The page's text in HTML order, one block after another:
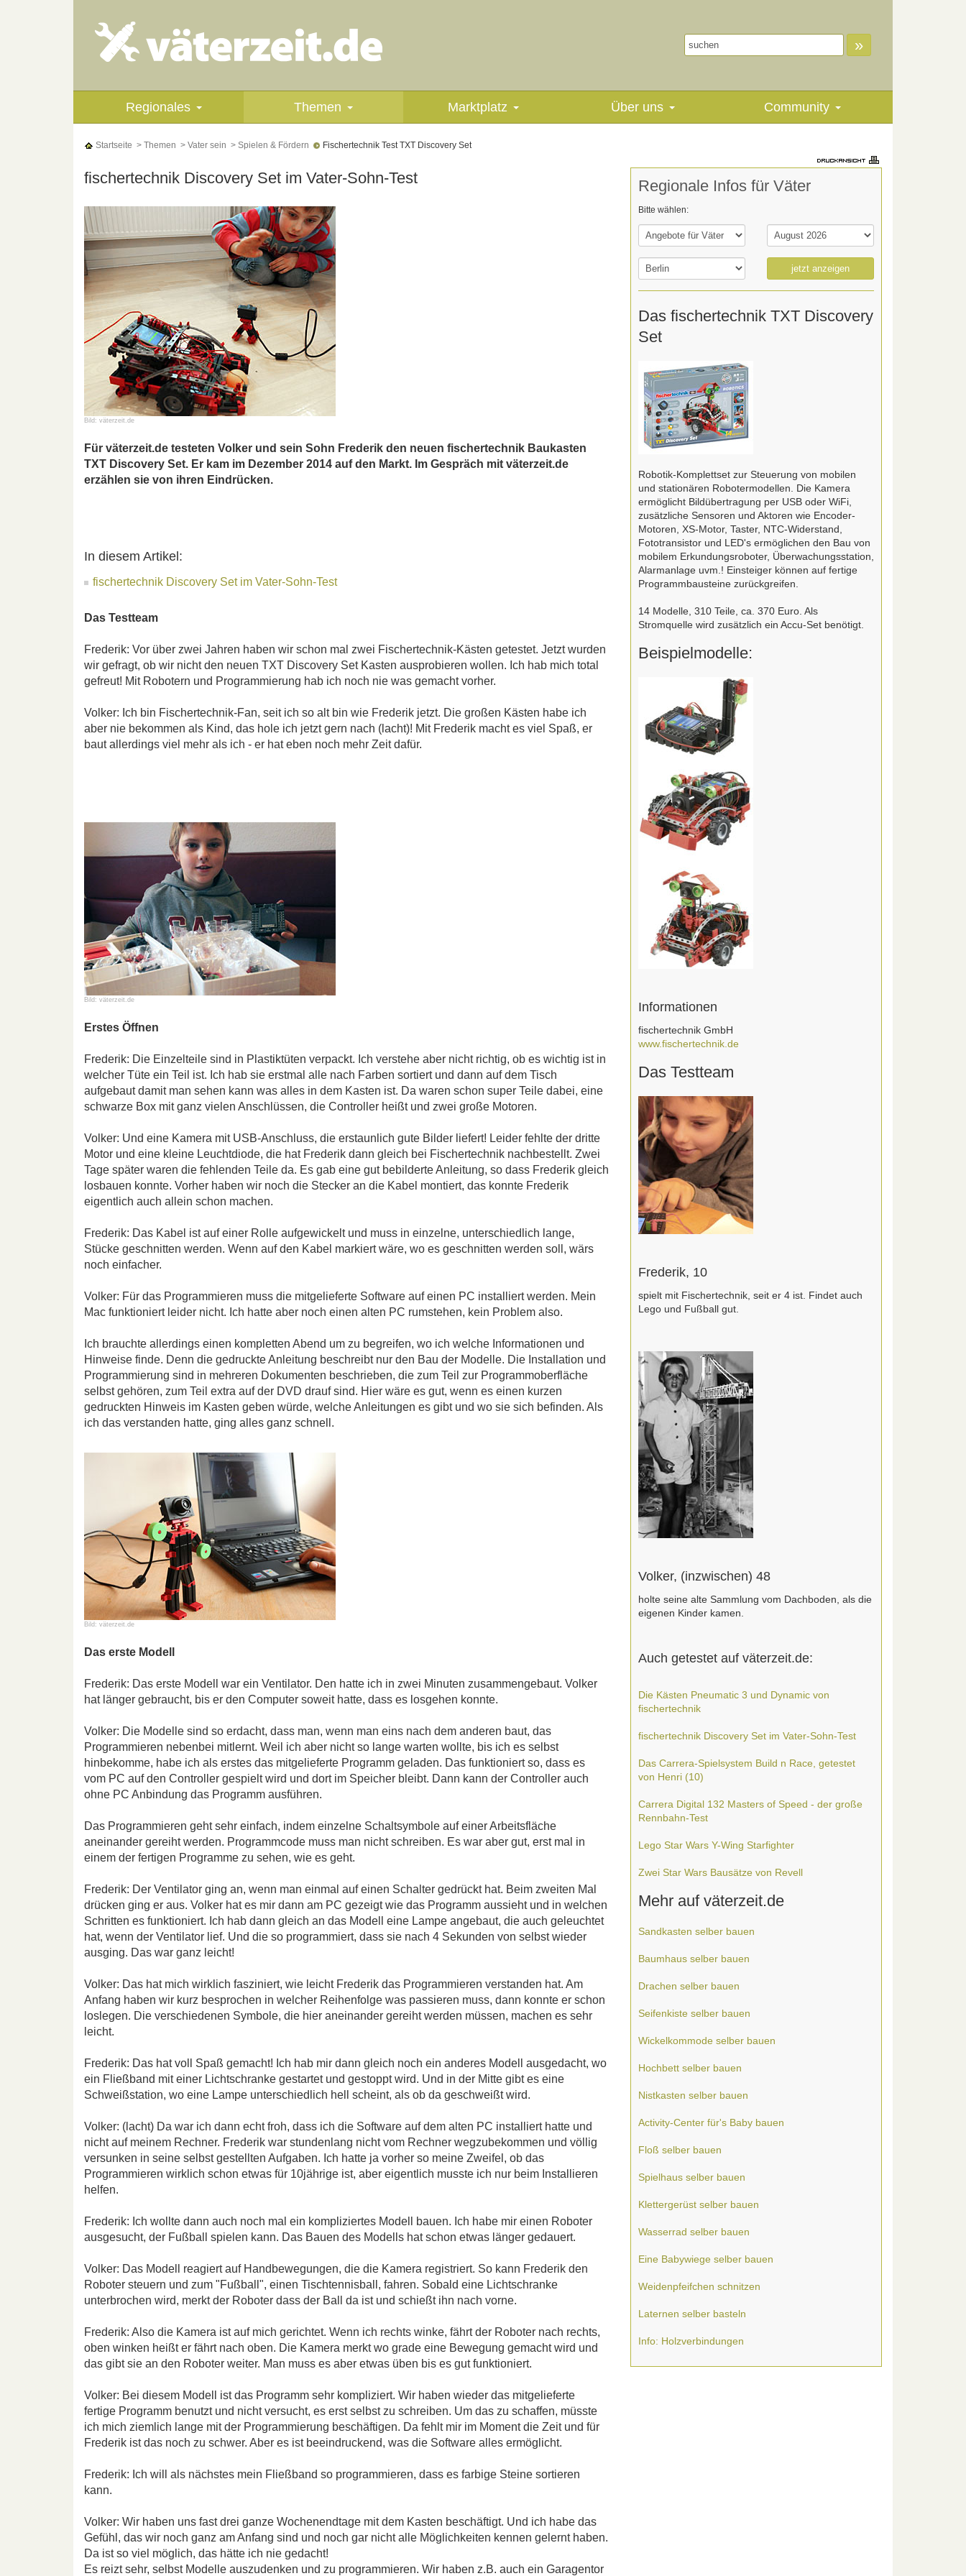
»
Regionales Themen Marktplatz Über uns Community
Startseite > Themen > Vater sein > Spielen & Fördern Fischertechnik Test TXT Discovery Set
fischertechnik Discovery Set im Vater-Sohn-Test
Bild: väterzeit.de
Für väterzeit.de testeten Volker und sein Sohn Frederik den neuen fischertechnik Baukasten
TXT Discovery Set. Er kam im Dezember 2014 auf den Markt. Im Gespräch mit väterzeit.de
erzählen sie von ihren Eindrücken.
In diesem Artikel:
fischertechnik Discovery Set im Vater-Sohn-Test
Das Testteam
Frederik: Vor über zwei Jahren haben wir schon mal zwei Fischertechnik-Kästen getestet. Jetzt wurden
wir gefragt, ob wir nicht den neuen TXT Discovery Set Kasten ausprobieren wollen. Ich hab mich total
gefreut! Mit Robotern und Programmierung hab ich noch nie was gemacht vorher.
Volker: Ich bin Fischertechnik-Fan, seit ich so alt bin wie Frederik jetzt. Die großen Kästen habe ich
aber nie bekommen als Kind, das hole ich jetzt gern nach (lacht)! Mit Frederik macht es viel Spaß, er
baut allerdings viel mehr als ich - er hat eben noch mehr Zeit dafür.
Bild: väterzeit.de
Erstes Öffnen
Frederik: Die Einzelteile sind in Plastiktüten verpackt. Ich verstehe aber nicht richtig, ob es wichtig ist in
welcher Tüte ein Teil ist. Ich hab sie erstmal alle nach Farben sortiert und dann auf dem Tisch
aufgebaut damit man sehen kann was alles in dem Kasten ist. Da waren schon super Teile dabei, eine
schwarze Box mit ganz vielen Anschlüssen, die Controller heißt und zwei große Motoren.
Volker: Und eine Kamera mit USB-Anschluss, die erstaunlich gute Bilder liefert! Leider fehlte der dritte
Motor und eine kleine Leuchtdiode, die hat Frederik dann gleich bei Fischertechnik nachbestellt. Zwei
Tage später waren die fehlenden Teile da. Es gab eine gut bebilderte Anleitung, so dass Frederik gleich
losbauen konnte. Vorher haben wir noch die Stecker an die Kabel montiert, das konnte Frederik
eigentlich auch allein schon machen.
Frederik: Das Kabel ist auf einer Rolle aufgewickelt und muss in einzelne, unterschiedlich lange,
Stücke geschnitten werden. Wenn auf den Kabel markiert wäre, wo es geschnitten werden soll, wärs
noch einfacher.
Volker: Für das Programmieren muss die mitgelieferte Software auf einen PC installiert werden. Mein
Mac funktioniert leider nicht. Ich hatte aber noch einen alten PC rumstehen, kein Problem also.
Ich brauchte allerdings einen kompletten Abend um zu begreifen, wo ich welche Informationen und
Hinweise finde. Denn die gedruckte Anleitung beschreibt nur den Bau der Modelle. Die Installation und
Programmierung sind in mehreren Dokumenten beschrieben, die zum Teil zur Programmoberfläche
selbst gehören, zum Teil extra auf der DVD drauf sind. Hier wäre es gut, wenn es einen kurzen
gedruckten Hinweis im Kasten geben würde, welche Anleitungen es gibt und wo sie sich befinden. Als
ich das verstanden hatte, ging alles ganz schnell.
Bild: väterzeit.de
Das erste Modell
Frederik: Das erste Modell war ein Ventilator. Den hatte ich in zwei Minuten zusammengebaut. Volker
hat länger gebraucht, bis er den Computer soweit hatte, dass es losgehen konnte.
Volker: Die Modelle sind so erdacht, dass man, wenn man eins nach dem anderen baut, das
Programmieren nebenbei mitlernt. Weil ich aber nicht so lange warten wollte, bis ich es selbst
hinbekomme, habe ich als erstes das mitgelieferte Programm geladen. Das funktioniert so, dass es
vom PC auf den Controller gespielt wird und dort im Speicher bleibt. Dann kann der Controller auch
ohne PC Anbindung das Programm ausführen.
Das Programmieren geht sehr einfach, indem einzelne Schaltsymbole auf einer Arbeitsfläche
aneinander gereiht werden. Programmcode muss man nicht schreiben. Es war aber gut, erst mal in
einem der fertigen Programme zu sehen, wie es geht.
Frederik: Der Ventilator ging an, wenn man einmal auf einen Schalter gedrückt hat. Beim zweiten Mal
drücken ging er aus. Volker hat es mir dann am PC gezeigt wie das Programm aussieht und in welchen
Schritten es funktioniert. Ich hab dann gleich an das Modell eine Lampe angebaut, die auch geleuchtet
hat, wenn der Ventilator lief. Und die so programmiert, dass sie nach 4 Sekunden von selbst wieder
ausging. Das war ganz leicht!
Volker: Das hat mich wirklich fasziniert, wie leicht Frederik das Programmieren verstanden hat. Am
Anfang haben wir kurz besprochen in welcher Reihenfolge was passieren muss, dann konnte er schon
loslegen. Die verschiedenen Symbole, die hier aneinander gereiht werden müssen, machen es sehr
leicht.
Frederik: Das hat voll Spaß gemacht! Ich hab mir dann gleich noch ein anderes Modell ausgedacht, wo
ein Fließband mit einer Lichtschranke gestartet und gestoppt wird. Und in der Mitte gibt es eine
Schweißstation, wo eine Lampe unterschiedlich hell scheint, als ob da geschweißt wird.
Volker: (lacht) Da war ich dann echt froh, dass ich die Software auf dem alten PC installiert hatte und
nicht auf meinem Rechner. Frederik war stundenlang nicht vom Rechner wegzubekommen und völlig
versunken in seine selbst gestellten Aufgaben. Ich hatte ja vorher so meine Zweifel, ob das
Programmieren wirklich schon etwas für 10jährige ist, aber eigentlich musste ich nur beim Installieren
helfen.
Frederik: Ich wollte dann auch noch mal ein kompliziertes Modell bauen. Ich habe mir einen Roboter
ausgesucht, der Fußball spielen kann. Das Bauen des Modells hat schon etwas länger gedauert.
Volker: Das Modell reagiert auf Handbewegungen, die die Kamera registriert. So kann Frederik den
Roboter steuern und zum "Fußball", einen Tischtennisball, fahren. Sobald eine Lichtschranke
unterbrochen wird, merkt der Roboter dass der Ball da ist und schießt ihn nach vorne.
Frederik: Also die Kamera ist auf mich gerichtet. Wenn ich rechts winke, fährt der Roboter nach rechts,
oben winken heißt er fährt nach oben. Die Kamera merkt wo grade eine Bewegung gemacht wird und
das gibt sie an den Roboter weiter. Man muss es aber etwas üben bis es gut funktioniert.
Volker: Bei diesem Modell ist das Programm sehr kompliziert. Wir haben wieder das mitgelieferte
fertige Programm benutzt und nicht versucht, es erst selbst zu schreiben. Um das zu schaffen, müsste
ich mich ziemlich lange mit der Programmierung beschäftigen. Da fehlt mir im Moment die Zeit und für
Frederik ist das noch zu schwer. Aber es ist beeindruckend, was die Software alles ermöglicht.
Frederik: Ich will als nächstes mein Fließband so programmieren, dass es farbige Steine sortieren
kann.
Volker: Wir haben uns fast drei ganze Wochenendtage mit dem Kasten beschäftigt. Und ich habe das
Gefühl, das wir noch ganz am Anfang sind und noch gar nicht alle Möglichkeiten kennen gelernt haben.
Da ist so viel möglich, das hätte ich nie gedacht!
Es reizt sehr, selbst Modelle auszudenken und zu programmieren. Wir haben z.B. auch ein Garagentor
Regionale Infos für Väter
Bitte wählen:
jetzt anzeigen
Das fischertechnik TXT Discovery
Set
Robotik-Komplettset zur Steuerung von mobilen
und stationären Robotermodellen. Die Kamera
ermöglicht Bildübertragung per USB oder WiFi,
zusätzliche Sensoren und Aktoren wie Encoder-
Motoren, XS-Motor, Taster, NTC-Widerstand,
Fototransistor und LED's ermöglichen den Bau von
mobilem Erkundungsroboter, Überwachungsstation,
Alarmanlage uvm.! Einsteiger können auf fertige
Programmbausteine zurückgreifen.
14 Modelle, 310 Teile, ca. 370 Euro. Als
Stromquelle wird zusätzlich ein Accu-Set benötigt.
Beispielmodelle:
Informationen
fischertechnik GmbH
www.fischertechnik.de
Das Testteam
Frederik, 10
spielt mit Fischertechnik, seit er 4 ist. Findet auch
Lego und Fußball gut.
Volker, (inzwischen) 48
holte seine alte Sammlung vom Dachboden, als die
eigenen Kinder kamen.
Auch getestet auf väterzeit.de:
Die Kästen Pneumatic 3 und Dynamic von
fischertechnik
fischertechnik Discovery Set im Vater-Sohn-Test
Das Carrera-Spielsystem Build n Race, getestet
von Henri (10)
Carrera Digital 132 Masters of Speed - der große
Rennbahn-Test
Lego Star Wars Y-Wing Starfighter
Zwei Star Wars Bausätze von Revell
Mehr auf väterzeit.de
Sandkasten selber bauen
Baumhaus selber bauen
Drachen selber bauen
Seifenkiste selber bauen
Wickelkommode selber bauen
Hochbett selber bauen
Nistkasten selber bauen
Activity-Center für's Baby bauen
Floß selber bauen
Spielhaus selber bauen
Klettergerüst selber bauen
Wasserrad selber bauen
Eine Babywiege selber bauen
Weidenpfeifchen schnitzen
Laternen selber basteln
Info: Holzverbindungen